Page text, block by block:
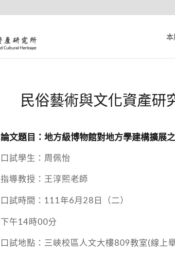
民俗藝術與文化資產研
論文題目：地方級博物館對地方學建構擴展
口試學生：周佩怡
指導教授：王淳熙老師
口試時間：111年6月28日（二）
下午14時00分
口試地點：三峽校區人文大樓809教室(線上